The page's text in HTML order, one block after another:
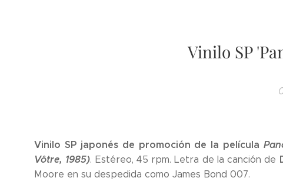
Vinilo SP
Vinilo SP japonés de promoción de la película
Vôtre, 1985). Estéreo, 45 rpm. Letra de la canción de
Moore en su despedida como James Bond 007.